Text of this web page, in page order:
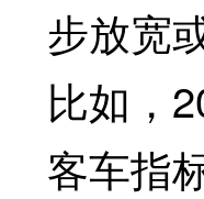
步放宽
比如，
客车指